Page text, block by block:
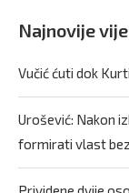
Najnovije
Vučić ćuti dok
Urošević: Nakon
formirati vlast